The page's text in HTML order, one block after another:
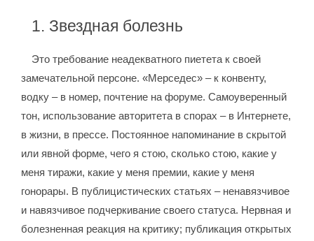
1. Звездная болезнь
Это требование неадекватного пиетета к своей
замечательной персоне. «Мерседес» – к конвенту,
водку – в номер, почтение на форуме. Самоуверенный
тон, использование авторитета в спорах – в Интернете,
в жизни, в прессе. Постоянное напоминание в скрытой
или явной форме, чего я стою, сколько стою, какие у
меня тиражи, какие у меня премии, какие у меня
гонорары. В публицистических статьях – ненавязчивое
и навязчивое подчеркивание своего статуса. Нервная и
болезненная реакция на критику; публикация открытых